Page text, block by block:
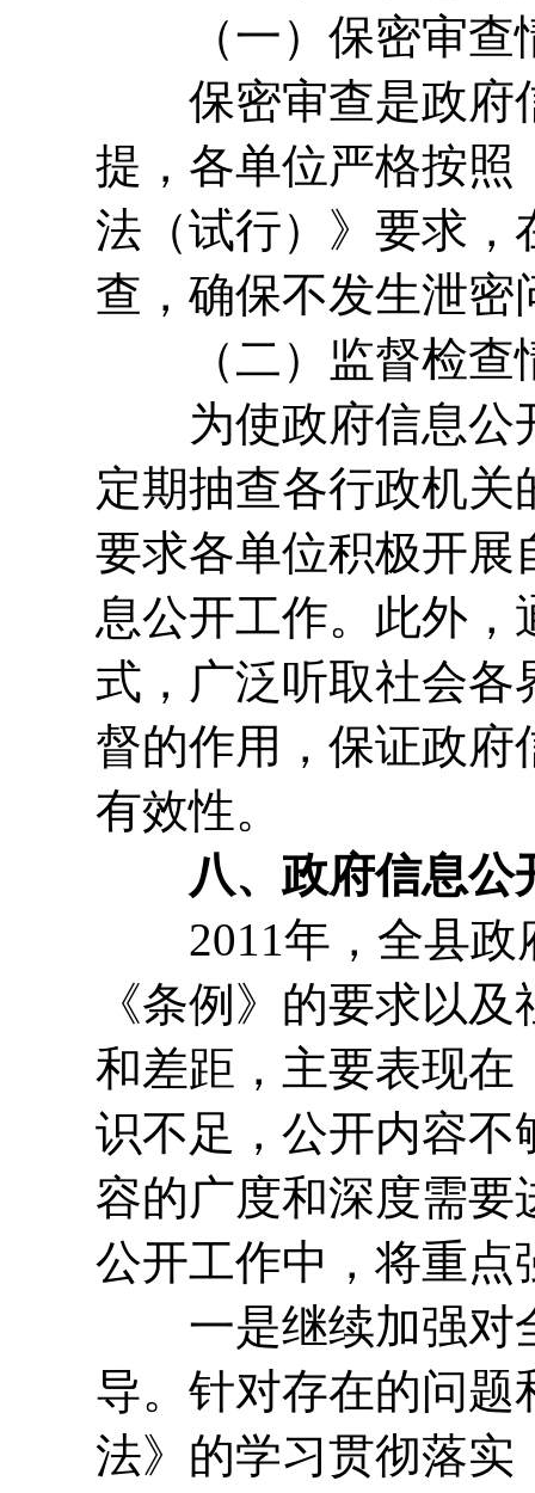
（一）保密审查
保密审查是政府
提，各单位严格按照
法（试行）》要求，
查，确保不发生泄密
（二）监督检查
为使政府信息公
定期抽查各行政机
要求各单位积极开展
息公开工作。此外
式，广泛听取社会各
督的作用，保证政府
有效性。
八、政府信息
2011年，全县政
《条例》的要求以
和差距，主要表现在
识不足，公开内容不
容的广度和深度需要
公开工作中，将重点
一是继续加强对
导。针对存在的问题
法》的学习贯彻落实